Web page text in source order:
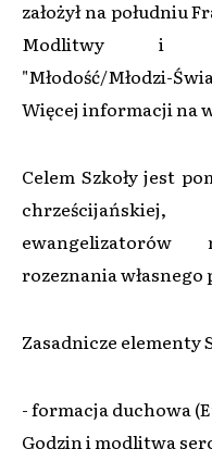
założył na południu
Modlitwy i
"Młodość/Młodzi-
Więcej informacji na
Celem Szkoły jest
rozeznania własnego
Zasadnicze elementy
- formacja duchowa
Godzin i modlitwa